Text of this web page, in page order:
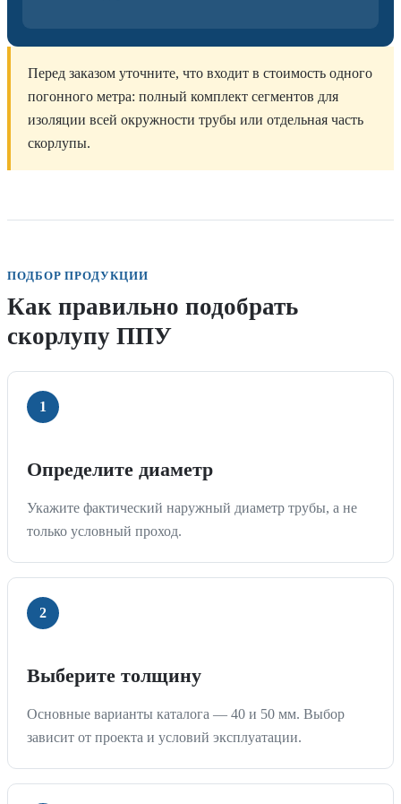
Перед заказом уточните, что входит в стоимость одного
погонного метра: полный комплект сегментов для
изоляции всей окружности трубы или отдельная часть
скорлупы.
ПОДБОР ПРОДУКЦИИ
Как правильно подобрать
скорлупу ППУ
Определите диаметр
Укажите фактический наружный диаметр трубы, а не
только условный проход.
Выберите толщину
Основные варианты каталога — 40 и 50 мм. Выбор
зависит от проекта и условий эксплуатации.